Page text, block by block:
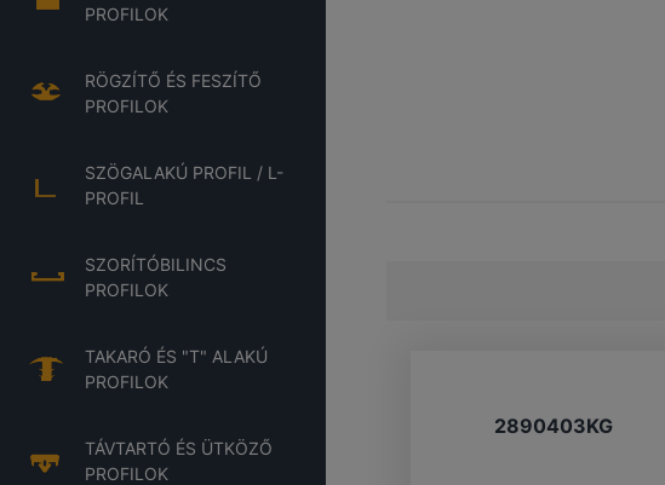
PROFILOK
RÖGZÍTŐ ÉS FESZÍTŐ
PROFILOK
SZÖGALAKÚ PROFIL / L-
PROFIL
SZORÍTÓBILINCS
PROFILOK
TAKARÓ ÉS "T" ALAKÚ
PROFILOK
TÁVTARTÓ ÉS ÜTKÖZŐ
PROFILOK
2890403KG